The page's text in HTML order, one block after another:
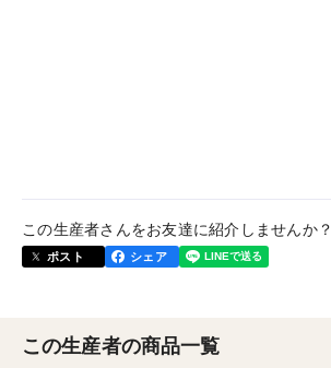
この生産者さんをお友達に紹介しませんか？
ポスト シェア
この生産者の商品一覧